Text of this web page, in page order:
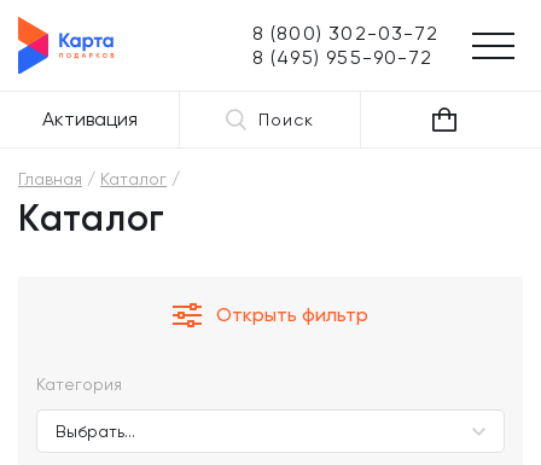
8 (800) 302-03-72
8 (495) 955-90-72
Активация Поиск
Главная Каталог
Каталог
Открыть фильтр
Категория